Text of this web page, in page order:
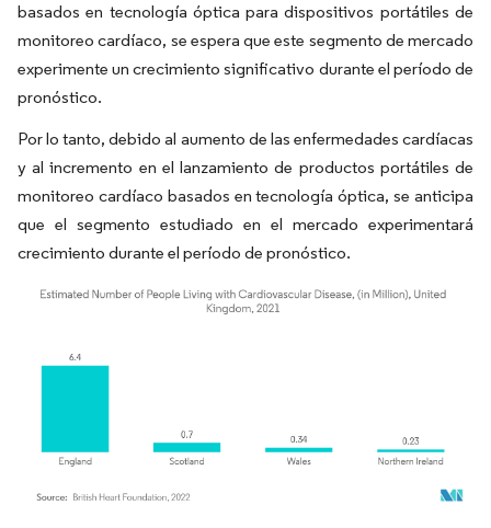
basados en tecnología óptica para dispositivos portátiles de
monitoreo cardíaco, se espera que este segmento de mercado
experimente un crecimiento significativo durante el período de
pronóstico.
Por lo tanto, debido al aumento de las enfermedades cardíacas
y al incremento en el lanzamiento de productos portátiles de
monitoreo cardíaco basados en tecnología óptica, se anticipa
que el segmento estudiado en el mercado experimentará
crecimiento durante el período de pronóstico.